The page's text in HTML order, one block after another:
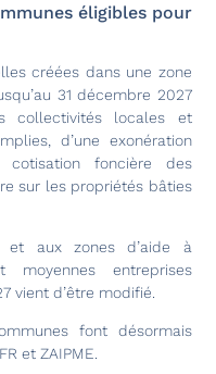
éligibles pour
créées dans une zone
31 décembre 2027
collectivités locales et
d’une exonération
foncière des
sur les propriétés bâties
aux zones d’aide à
moyennes entreprises
vient d’être modifié.
font désormais
et ZAIPME.